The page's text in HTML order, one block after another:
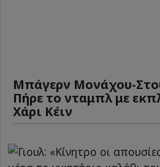
Μπάγερν Μονάχου-
Πήρε το νταμπλ με
Χάρι Κέιν